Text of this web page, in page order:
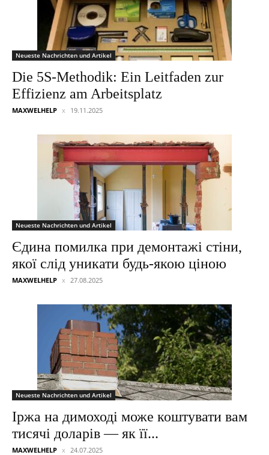
Neueste Nachrichten und Artikel
Die 5S-Methodik: Ein Leitfaden zur
Effizienz am Arbeitsplatz
MAXWELHELP 19.11.2025
Neueste Nachrichten und Artikel
Єдина помилка при демонтажі стіни,
якої слід уникати будь-якою ціною
MAXWELHELP 27.08.2025
Neueste Nachrichten und Artikel
Іржа на димоході може коштувати вам
тисячі доларів — як її...
MAXWELHELP 24.07.2025